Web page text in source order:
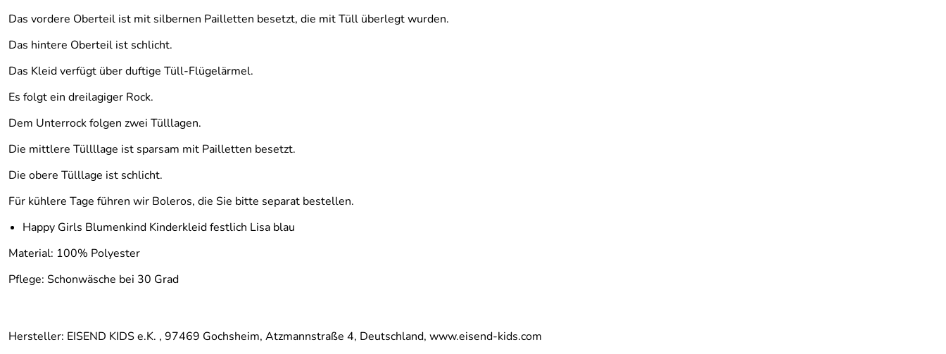
Das vordere Oberteil ist mit silbernen Pailletten besetzt, die mit Tüll überlegt wurden.
Das hintere Oberteil ist schlicht.
Das Kleid verfügt über duftige Tüll-Flügelärmel.
Es folgt ein dreilagiger Rock.
Dem Unterrock folgen zwei Tülllagen.
Die mittlere Tüllllage ist sparsam mit Pailletten besetzt.
Die obere Tülllage ist schlicht.
Für kühlere Tage führen wir Boleros, die Sie bitte separat bestellen.
Happy Girls Blumenkind Kinderkleid festlich Lisa blau
Material: 100% Polyester
Pflege: Schonwäsche bei 30 Grad
Hersteller: EISEND KIDS e.K. , 97469 Gochsheim, Atzmannstraße 4, Deutschland, www.eisend-kids.com